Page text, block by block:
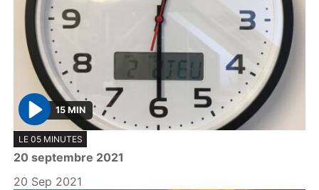
P
l
a
y
15 MIN
LE 05 MINUTES
20 septembre 2021
20 Sep 2021